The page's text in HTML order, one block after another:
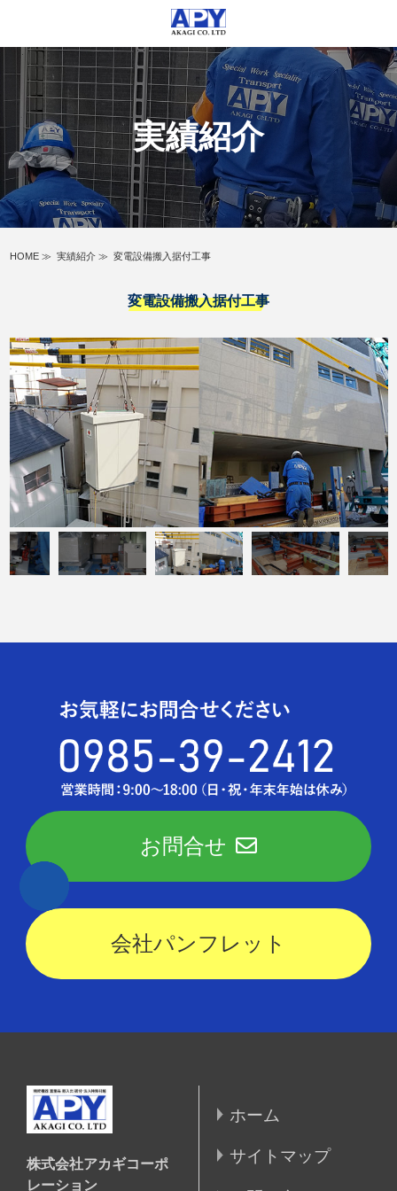
実績紹介
HOME ≫ 実績紹介 ≫ 変電設備搬入据付工事
変電設備搬入据付工事
お問合せ
会社パンフレット
株式会社アカギコーポ
レーション
ホーム
サイトマップ